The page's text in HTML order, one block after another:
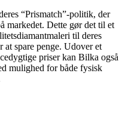
“Prismatch”-politik, der
markedet. Dette gør det til et
til deres
at spare penge. Udover et
priser kan Bilka også
mulighed for både fysisk